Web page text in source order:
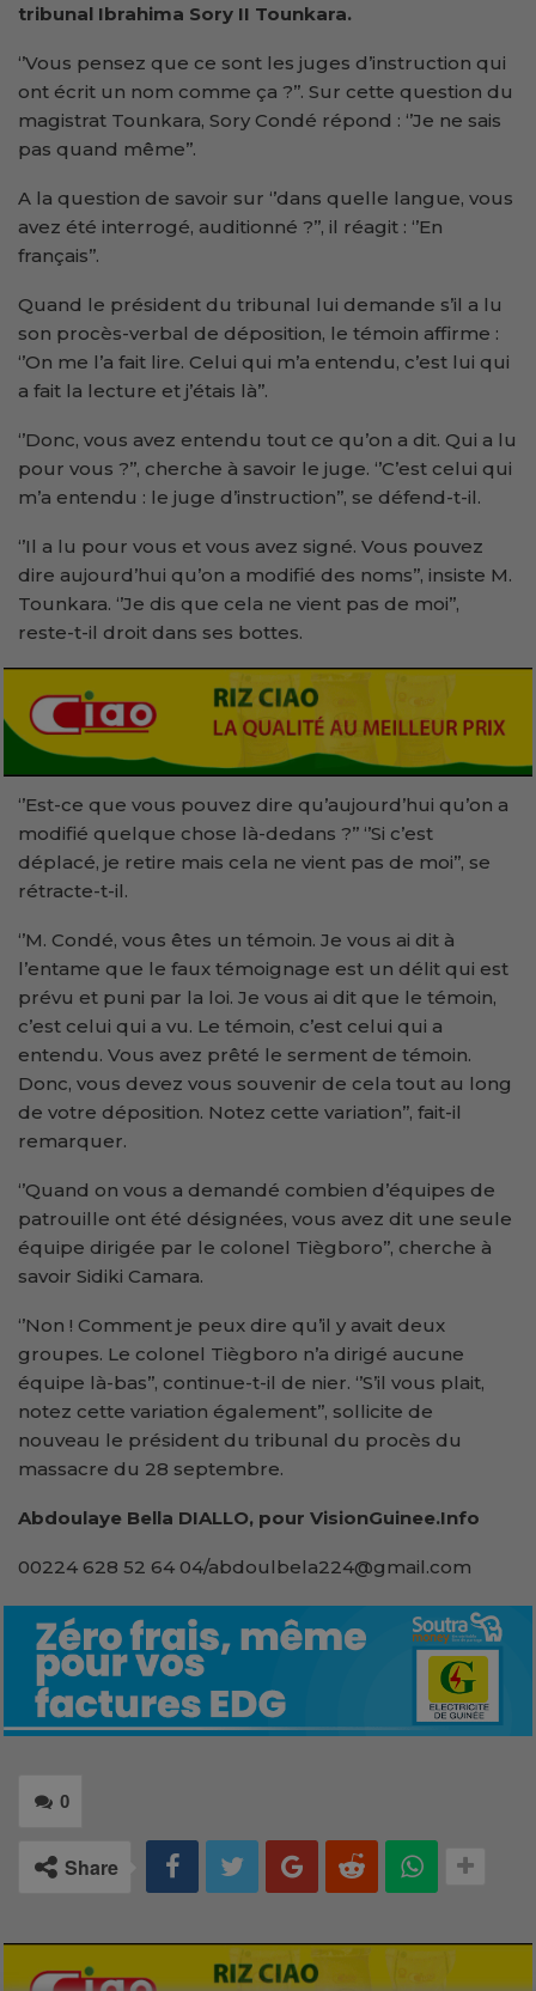
tribunal Ibrahima Sory II Tounkara.
‘’Vous pensez que ce sont les juges d’instruction qui
ont écrit un nom comme ça ?’’. Sur cette question du
magistrat Tounkara, Sory Condé répond : ‘’Je ne sais
pas quand même’’.
A la question de savoir sur ‘’dans quelle langue, vous
avez été interrogé, auditionné ?’’, il réagit : ‘’En
français’’.
Quand le président du tribunal lui demande s’il a lu
son procès-verbal de déposition, le témoin affirme :
‘’On me l’a fait lire. Celui qui m’a entendu, c’est lui qui
a fait la lecture et j’étais là’’.
‘’Donc, vous avez entendu tout ce qu’on a dit. Qui a lu
pour vous ?’’, cherche à savoir le juge. ‘’C’est celui qui
m’a entendu : le juge d’instruction’’, se défend-t-il.
‘’Il a lu pour vous et vous avez signé. Vous pouvez
dire aujourd’hui qu’on a modifié des noms’’, insiste M.
Tounkara. ‘’Je dis que cela ne vient pas de moi’’,
reste-t-il droit dans ses bottes.
‘’Est-ce que vous pouvez dire qu’aujourd’hui qu’on a
modifié quelque chose là-dedans ?’’ ‘’Si c’est
déplacé, je retire mais cela ne vient pas de moi’’, se
rétracte-t-il.
‘’M. Condé, vous êtes un témoin. Je vous ai dit à
l’entame que le faux témoignage est un délit qui est
prévu et puni par la loi. Je vous ai dit que le témoin,
c’est celui qui a vu. Le témoin, c’est celui qui a
entendu. Vous avez prêté le serment de témoin.
Donc, vous devez vous souvenir de cela tout au long
de votre déposition. Notez cette variation’’, fait-il
remarquer.
‘’Quand on vous a demandé combien d’équipes de
patrouille ont été désignées, vous avez dit une seule
équipe dirigée par le colonel Tiègboro’’, cherche à
savoir Sidiki Camara.
‘’Non ! Comment je peux dire qu’il y avait deux
groupes. Le colonel Tiègboro n’a dirigé aucune
équipe là-bas’’, continue-t-il de nier. ‘’S’il vous plait,
notez cette variation également’’, sollicite de
nouveau le président du tribunal du procès du
massacre du 28 septembre.
Abdoulaye Bella DIALLO, pour VisionGuinee.Info
00224 628 52 64 04/abdoulbela224@gmail.com
0
Share